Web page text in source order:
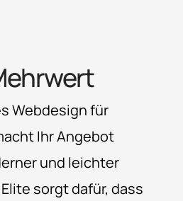
Webdesign für
Ihr Angebot
und leichter
sorgt dafür, dass